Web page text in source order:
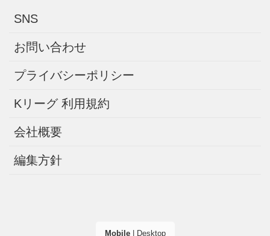
SNS
お問い合わせ
プライバシーポリシー
Kリーグ 利用規約
会社概要
編集方針
Mobile| Desktop